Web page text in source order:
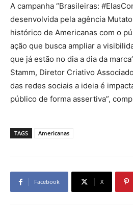
A campanha “Brasileiras:
desenvolvida pela agência
histórico de Americanas com o
ação que busca ampliar a
que já estão no dia a dia da
Stamm, Diretor Criativo
das redes sociais a ideia é
público de forma assertiva”,
TAGS Americanas
Facebook X